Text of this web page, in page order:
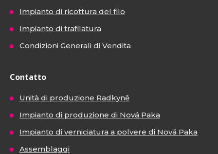
Impianto di ricottura del filo
Impianto di trafilatura
Condizioni Generali di Vendita
Contatto
Unità di produzione Radkyně
Impianto di produzione di Nová Paka
Impianto di verniciatura a polvere di Nová Paka
Assemblaggi